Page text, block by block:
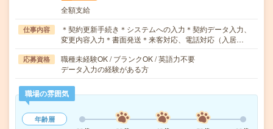
全額支給
仕事内容
＊契約更新手続き＊システムへの入力＊契約データ入力、
変更内容入力＊書面発送＊来客対応、電話対応（入居…
応募資格
職種未経験OK / ブランクOK / 英語力不要
データ入力の経験がある方
職場の雰囲気
年齢層